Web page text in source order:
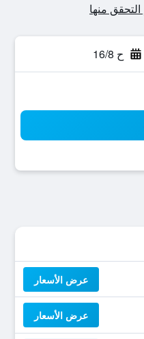
ح 16/8
عرض الأسعار
عرض الأسعار